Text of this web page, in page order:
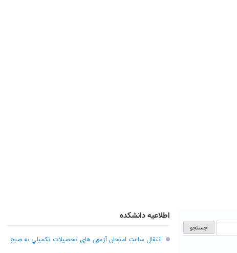
اطلاعیه دانشکده
انتقال ساعت امتحان آزمون هاي تحصيلات تکميلي به صبح